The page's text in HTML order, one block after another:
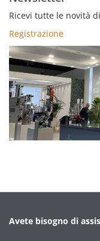
Ricevi tutte le novità
Registrazione
Avete bisogno di